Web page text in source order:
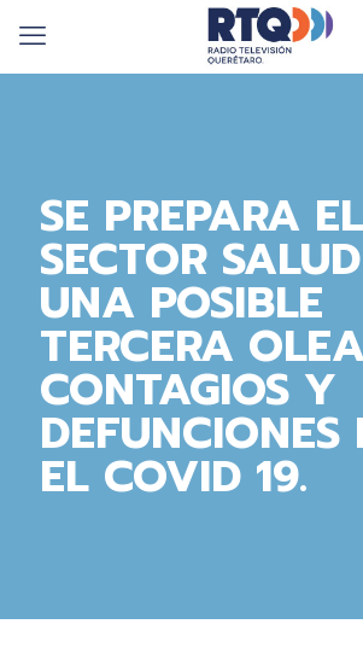
SE PREPARA EL
SECTOR
UNA POSIBLE
TERCERA
CONTAGIOS Y
DEFUNCIONES
EL COVID 19.